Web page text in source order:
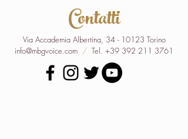
Contatti
Via Accademia Albertina, 34 - 10123 Torino
info@mbgvoice.com / Tel. +39 392 211 3761